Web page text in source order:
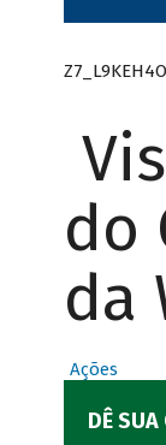
do
da
Ações
DÊ